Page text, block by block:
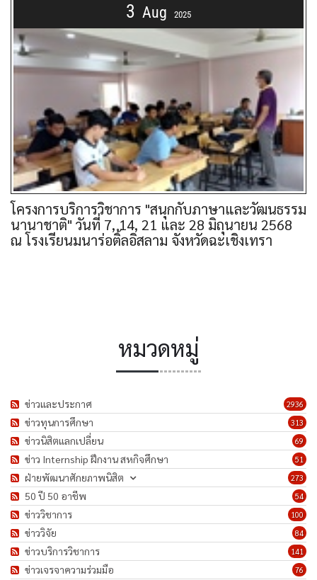
3 Aug 2025
โครงการบริการวิชาการ "สนุกกับภาษาและวัฒนธรรม
นานาชาติ" วันที่ 7, 14, 21 และ 28 มิถุนายน 2568
ณ โรงเรียนมนาร่อติ้ลอิสลาม จังหวัดฉะเชิงเทรา
หมวดหมู่
2936
ข่าวและประกาศ
313
ข่าวทุนการศึกษา
69
ข่าวนิสิตแลกเปลี่ยน
51
ข่าว Internship ฝึกงาน สหกิจศึกษา
273
ฝ่ายพัฒนาศักยภาพนิสิต
54
50 ปี 50 อาชีพ
100
ข่าววิชาการ
84
ข่าววิจัย
141
ข่าวบริการวิชาการ
76
ข่าวเจรจาความร่วมมือ